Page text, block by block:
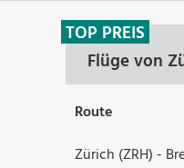
Flüge von
TOP PREIS
Route
Zürich (ZRH) -